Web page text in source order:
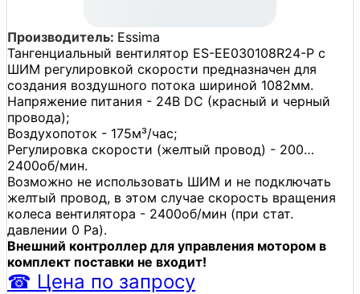
Производитель: Essima
Тангенциальный вентилятор ES-EE030108R24-P с
ШИМ регулировкой скорости предназначен для
создания воздушного потока шириной 1082мм.
Напряжение питания - 24В DC (красный и черный
провода);
Воздухопоток - 175м³/час;
Регулировка скорости (желтый провод) - 200…
2400об/мин.
Возможно не использовать ШИМ и не подключать
желтый провод, в этом случае скорость вращения
колеса вентилятора - 2400об/мин (при стат.
давлении 0 Pa).
Внешний контроллер для управления мотором в
комплект поставки не входит!
☎ Цена по запросу